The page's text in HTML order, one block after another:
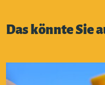
Das könnte Sie